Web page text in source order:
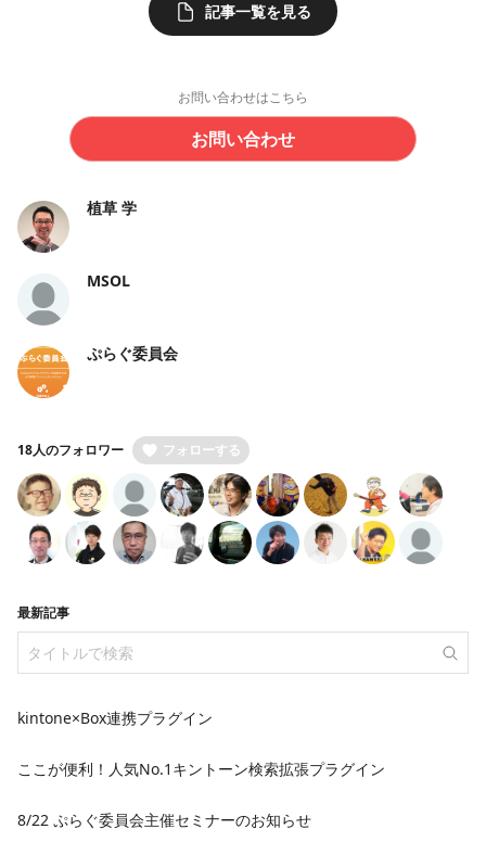
記事一覧を見る
お問い合わせはこちら
お問い合わせ
植草 学
MSOL
ぷらぐ委員会
18人のフォロワー フォローする
最新記事
kintone×Box連携プラグイン
ここが便利！人気No.1キントーン検索拡張プラグイン
8/22 ぷらぐ委員会主催セミナーのお知らせ